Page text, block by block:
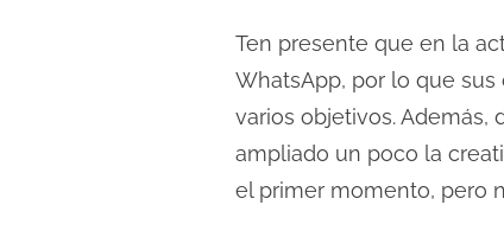
Ten presente que en la
WhatsApp, por lo que
varios objetivos.
ampliado un poco la
el primer momento, pero